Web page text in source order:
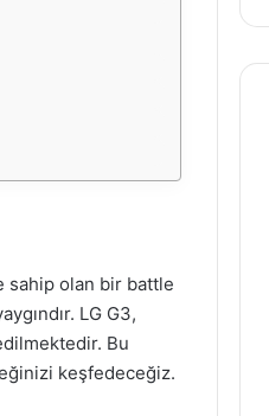
sahip olan bir battle
LG G3,
Bu
keşfedeceğiz.